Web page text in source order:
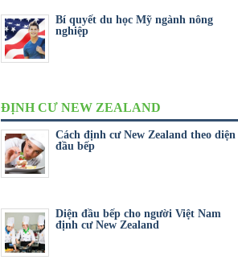
Bí quyết du học Mỹ ngành nông
nghiệp
ĐỊNH CƯ NEW ZEALAND
Cách định cư New Zealand theo diện
đầu bếp
Diện đầu bếp cho người Việt Nam
định cư New Zealand